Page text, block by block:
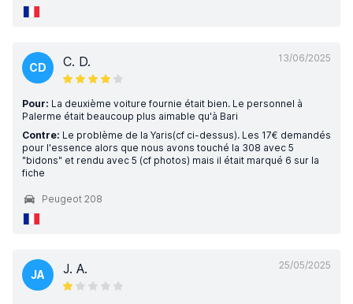
13/06/2025
CD C. D.
Pour: La deuxième voiture fournie était bien. Le personnel à
Palerme était beaucoup plus aimable qu'à Bari
Contre: Le problème de la Yaris(cf ci-dessus). Les 17€ demandés
pour l'essence alors que nous avons touché la 308 avec 5
"bidons" et rendu avec 5 (cf photos) mais il était marqué 6 sur la
fiche
Peugeot 208
25/05/2025
JA J. A.